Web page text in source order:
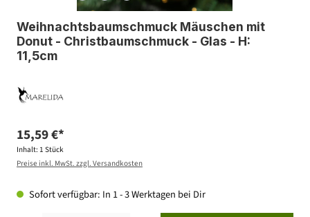
Weihnachtsbaumschmuck Mäuschen mit
Donut - Christbaumschmuck - Glas - H:
11,5cm
15,59 €*
Inhalt: 1 Stück
Preise inkl. MwSt. zzgl. Versandkosten
Sofort verfügbar: In 1 - 3 Werktagen bei Dir